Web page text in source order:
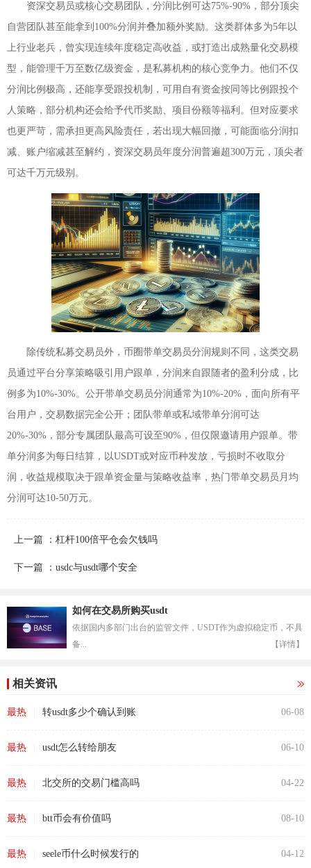
资深交易员或核心交易团队，分润比例可达75%-90%，部分顶尖
自营团队甚至能拿到100%分润并叠加额外奖励。这类群体多为5年以
上行业老兵，曾实现连续年度稳定高收益，或打造出成熟量化交易模
型，能管理千万至数亿级资金，是私募机构的核心竞争力。他们不仅
分润比例极高，还能享受跟投机制，可用自有资金按同等比例跟投个
人策略，部分机构还会给予代币奖励、项目份额等福利。但对应要求
也更严苛，需承担更高风险责任，若出现大幅回撤，可能面临分润扣
减、账户缩减甚至解约，资深交易员年度分润普遍超300万元，顶尖者
可达千万元级别。
除传统私募交易员外，币圈带单交易员分润规则不同，这类交易
员通过平台分享策略吸引用户跟单，分润来自跟随者的盈利分成，比
例多为10%-30%。公开带单交易员分润通常为10%-20%，面向所有平
台用户，交易数据完全公开；团队带单或私域带单分润可达
20%-30%，部分专属团队最高可设至90%，但仅限邀请用户跟单。带
单分润多为每日结算，以USDT或对应币种发放，亏损时不收取分
润，收益规模取决于跟单资金量与策略收益率，热门带单交易员月均
分润可达10-50万元。
上一篇 ：杠杆100倍平仓会欠钱吗
下一篇 ：usdc与usdt哪个安全
如何在交易所购买usdt
依据国内多部门出台的监管文件，USDT作为虚拟稳定币，不具
备...
【详情】
相关资讯
最热 转usdt多少个确认到账 06-08
最热 usdt怎么转给朋友 06-10
最热 北交所的交易门槛高吗 04-22
最热 btt币会有价值吗 08-10
最热 seele币什么时候发行的 04-12